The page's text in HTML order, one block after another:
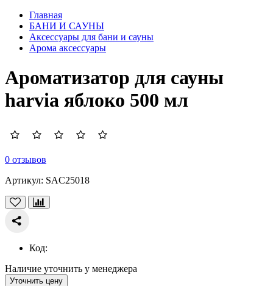
Главная
БАНИ И САУНЫ
Аксессуары для бани и сауны
Арома аксессуары
Ароматизатор для сауны
harvia яблоко 500 мл
0 отзывов
Артикул: SAC25018
Код:
Наличие уточнить у менеджера
Уточнить цену